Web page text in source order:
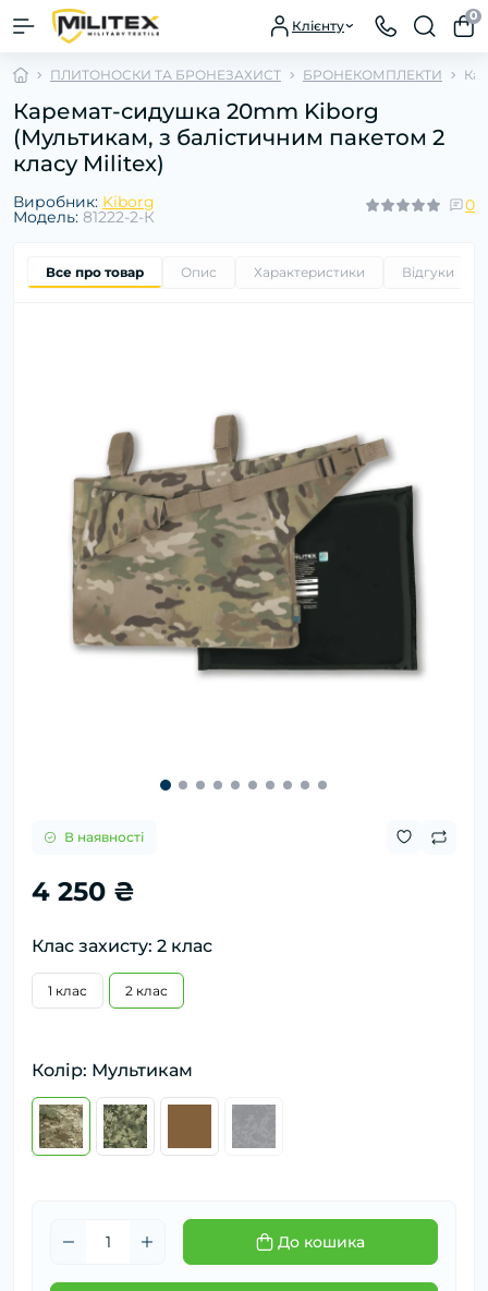
Клієнту
0
ПЛИТОНОСКИ ТА БРОНЕЗАХИСТ БРОНЕКОМПЛЕКТИ
Каремат-сидушка 20mm Kiborg
(Мультикам, з балістичним пакетом 2
класу Militex)
Виробник: Kiborg
Модель: 81222-2-К
0
Все про товар Опис Характеристики Відгуки
В наявності
4 250 ₴
Клас захисту: 2 клас
1 клас 2 клас
Колір: Мультикам
До кошика